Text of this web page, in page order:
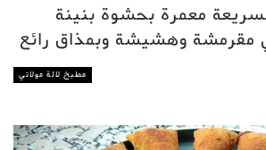
معمرة بحشوة بنينة
مقرمشة وهشيشة وبمذاق رائع
مطبخ لالة مولاتي